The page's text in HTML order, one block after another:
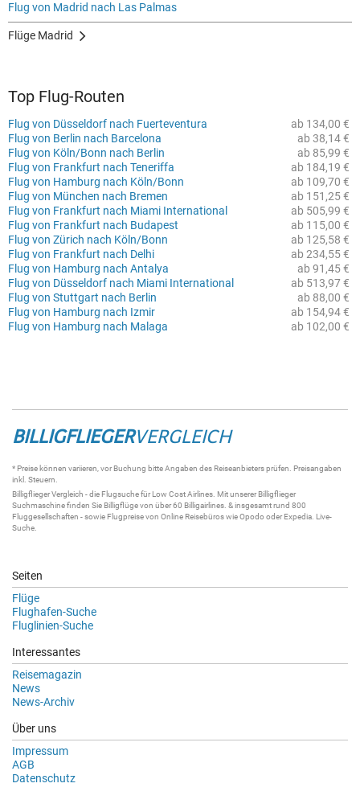
Flug von Madrid nach Las Palmas
Flüge Madrid
Top Flug-Routen
ab 134,00 €
Flug von Düsseldorf nach Fuerteventura
ab 38,14 €
Flug von Berlin nach Barcelona
ab 85,99 €
Flug von Köln/Bonn nach Berlin
ab 184,19 €
Flug von Frankfurt nach Teneriffa
ab 109,70 €
Flug von Hamburg nach Köln/Bonn
ab 151,25 €
Flug von München nach Bremen
ab 505,99 €
Flug von Frankfurt nach Miami International
ab 115,00 €
Flug von Frankfurt nach Budapest
ab 125,58 €
Flug von Zürich nach Köln/Bonn
ab 234,55 €
Flug von Frankfurt nach Delhi
ab 91,45 €
Flug von Hamburg nach Antalya
ab 513,97 €
Flug von Düsseldorf nach Miami International
ab 88,00 €
Flug von Stuttgart nach Berlin
ab 154,94 €
Flug von Hamburg nach Izmir
ab 102,00 €
Flug von Hamburg nach Malaga
BILLIGFLIEGERVERGLEICH
* Preise können variieren, vor Buchung bitte Angaben des Reiseanbieters prüfen. Preisangaben
inkl. Steuern.
BilligfliegerVergleich - die Flugsuchefür Low Cost Airlines. Mit unsererBilligflieger
Suchmaschinefinden Sie Billigflügevon über 60 Billigairlines . & insgesamt rund 800
Fluggesellschaften - sowie Flugpreise von Online Reisebüros wie Opodo oder Expedia. Live-
Suche
Seiten
Flüge
Flughafen-Suche
Fluglinien-Suche
Interessantes
Reisemagazin
News
News-Archiv
Über uns
Impressum
AGB
Datenschutz